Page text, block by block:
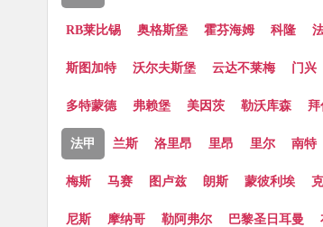
RB莱比锡 奥格斯堡 霍芬海姆 科隆
斯图加特 沃尔夫斯堡 云达不莱梅 门兴
多特蒙德 弗赖堡 美因茨 勒沃库森 拜
法甲 兰斯 洛里昂 里昂 里尔 南特
梅斯 马赛 图卢兹 朗斯 蒙彼利埃
尼斯 摩纳哥 勒阿弗尔 巴黎圣日耳曼